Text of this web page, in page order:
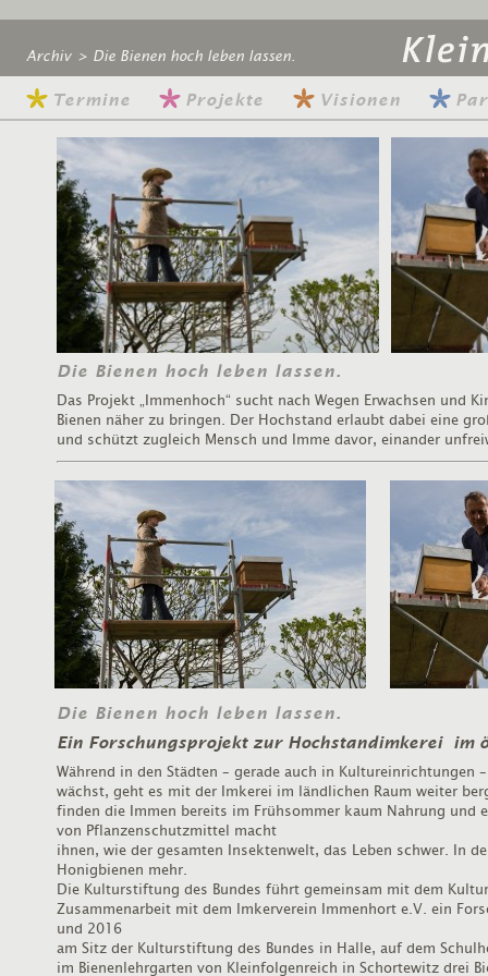
Archiv > Die Bienen hoch leben lassen.
Termine Projekte Visionen
Die Bienen hoch leben lassen.
Das Projekt „Immenhoch“ sucht nach Wegen Erwachsen und
Bienen näher zu bringen. Der Hochstand erlaubt dabei eine
und schützt zugleich Mensch und Imme davor, einander
Die Bienen hoch leben lassen.
Ein Forschungsprojekt zur Hochstandimkerei im
Während in den Städten – gerade auch in Kultureinrichtungen
wächst, geht es mit der Imkerei im ländlichen Raum weiter
finden die Immen bereits im Frühsommer kaum Nahrung und
von Pflanzenschutzmittel macht
ihnen, wie der gesamten Insektenwelt, das Leben schwer. In
Honigbienen mehr.
Die Kulturstiftung des Bundes führt gemeinsam mit dem
Zusammenarbeit mit dem Imkerverein Immenhort e.V. ein
und 2016
am Sitz der Kulturstiftung des Bundes in Halle, auf dem
im Bienenlehrgarten von Kleinfolgenreich in Schortewitz drei